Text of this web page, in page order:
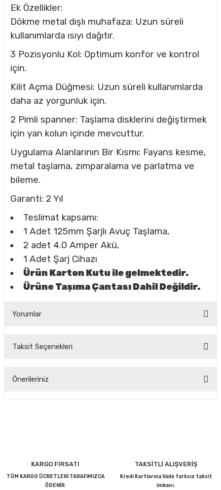
Ek Özellikler:
Dökme metal dışlı muhafaza: Uzun süreli
kullanımlarda ısıyı dağıtır.
3 Pozisyonlu Kol: Optimum konfor ve kontrol
için.
Kilit Açma Düğmesi: Uzun süreli kullanımlarda
daha az yorgunluk için.
2 Pimli spanner: Taşlama disklerini değiştirmek
için yan kolun içinde mevcuttur.
Uygulama Alanlarının Bir Kısmı: Fayans kesme,
metal taşlama, zımparalama ve parlatma ve
bileme.
Garanti: 2 Yıl
Teslimat kapsamı:
1 Adet 125mm Şarjlı Avuç Taşlama,
2 adet 4.0 Amper Akü,
1 Adet Şarj Cihazı
Ürün Karton Kutu ile gelmektedir.
Ürüne Taşıma Çantası Dahil Değildir.
Yorumlar
Taksit Seçenekleri
Önerileriniz
Ürün açıklamasında eksik bilgiler bulunuyor.
Ürün bilgilerinde hatalar bulunuyor.
KARGO FIRSATI
TÜM KARGO ÜCRETLERİ TARAFIMIZCA
ÖDENİR.
TAKSİTLİ ALIŞVERİŞ
Kredi Kartlarına Vade farksız taksit
imkanı.